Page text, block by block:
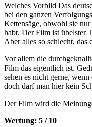
Welches Vorbild Das
bei den ganzen
Kettensäge, obwohl sie
habt. Der Film ist übelster
Aber alles so schlecht, das
Vor allem die
Film das eigentlich ist.
sehen es nicht gerne,
doch darf man hier kein
Der Film wird die
Wertung: 5 / 10